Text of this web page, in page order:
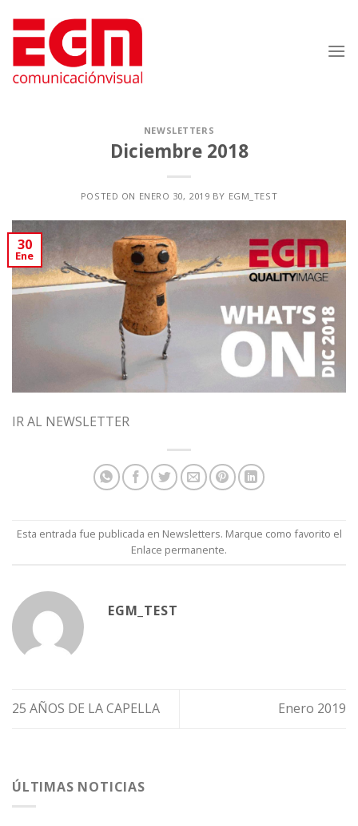
contenido
NEWSLETTERS
Diciembre 2018
POSTED ON ENERO 30, 2019 BY EGM_TEST
30
Ene
IR AL NEWSLETTER
Esta entrada fue publicada en Newsletters. Marque como favorito el
Enlace permanente.
EGM_TEST
25 AÑOS DE LA CAPELLA Enero 2019
ÚLTIMAS NOTICIAS